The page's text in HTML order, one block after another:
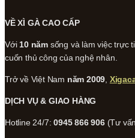
VỀ XÌ GÀ CAO CẤP
Với 10 năm sống và làm việc trực
cuốn thủ công của nghệ nhân.
Trở về Việt Nam năm 2009
DỊCH VỤ & GIAO HÀNG
Hotline 24/7:0945 866 906(Tư